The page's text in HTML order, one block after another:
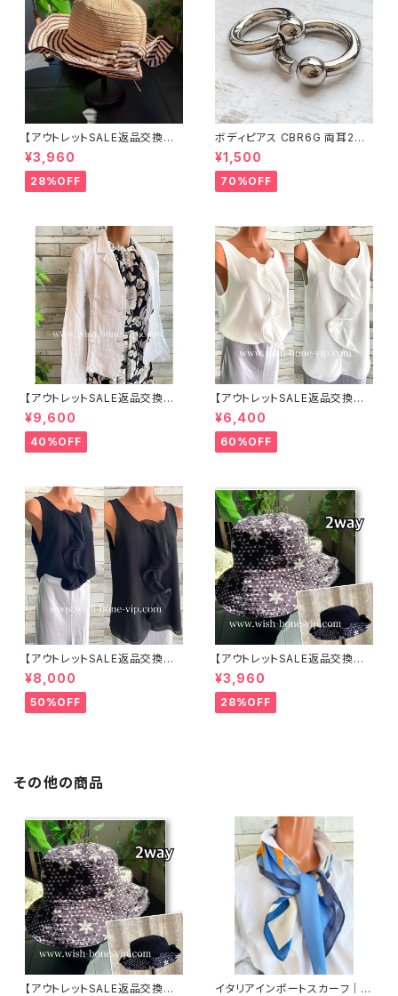
【アウトレットSALE返品交換不
可8/20まで】つば広サマーハッ
ト・通気性・軽量 ワイヤー入りハ
ット ボーダー＆BIGリボン・女優
帽 UV/紫外線対策 レディースハ
¥3,960
28%OFF
ボディピアス CBR6G 両耳2個
セット 1ボール ネジ式 簡単脱着
サージカルステンレス NY直輸
入
¥1,500
70%OFF
【アウトレットSALE返品交換不
可8/20まで】イタリア製サマー
ジャケット｜Made in ITALY｜
リネン麻 飾りエリ ジャケット/ホ
ワイト
¥9,600
40%OFF
【アウトレットSALE返品交換不
可8/20まで】イタリア製 CASA
DEILUCA ITALY｜前フリル＆B
IGフリルトップス /ホワイト
¥6,400
60%OFF
【アウトレットSALE返品交換不
可8/20まで】イタリア製 CASA
DEILUCA ITALY｜前フリル＆B
IGフリルトップス /ブラック
¥8,000
50%OFF
【アウトレットSALE返品交換不
可8/20まで】ワッフル立体フラワ
ー＆無地 2way リバーシブルハ
ット・ワイヤー入り変形ハット・フ
ラワー帽子【ブラック】
¥3,960
28%OFF
その他の商品
【アウトレットSALE返品交換不
イタリアインポートスカーフ｜小